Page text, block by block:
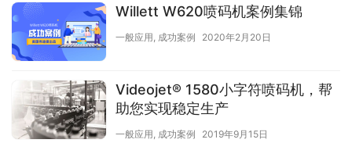
Willett W620喷码机案例集锦
一般应用, 成功案例 2020年2月20日
Videojet® 1580小字符喷码机，帮
助您实现稳定生产
一般应用, 成功案例 2019年9月15日